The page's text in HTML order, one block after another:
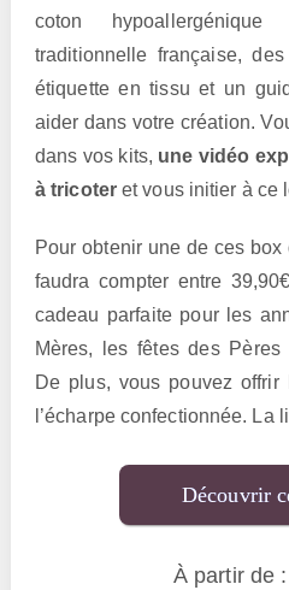
coton
traditionnelle française,
étiquette en tissu et un
aider dans votre création.
dans vos kits, une vidéo
à tricoteret vous initier à ce
Pour obtenir une de ces box
faudra compter entre
cadeau parfaite pour les
Mères, les fêtes des Pères
De plus, vous pouvez
l’écharpe confectionnée. La
Découvrir
À partir de